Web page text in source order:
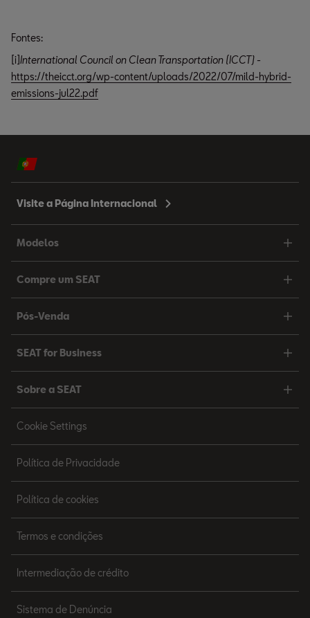
Fontes:
[i] International Council on Clean Transportation (ICCT) -
https://theicct.org/wp-content/uploads/2022/07/mild-hybrid-
emissions-jul22.pdf
Visite a Página Internacional
Modelos
Compre um SEAT
Pós-Venda
SEAT for Business
Sobre a SEAT
Cookie Settings
Política de Privacidade
Política de cookies
Termos e condições
Intermediação de crédito
Sistema de Denúncia